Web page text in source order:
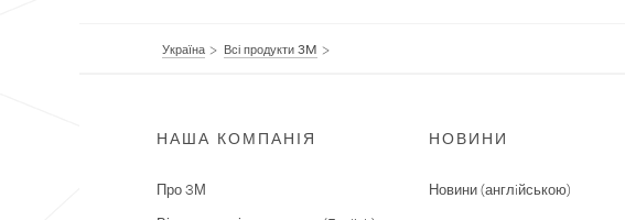
Україна Всі продукти 3M
НАША КОМПАНІЯ
Про 3М
НОВИНИ
Новини (англiйською)